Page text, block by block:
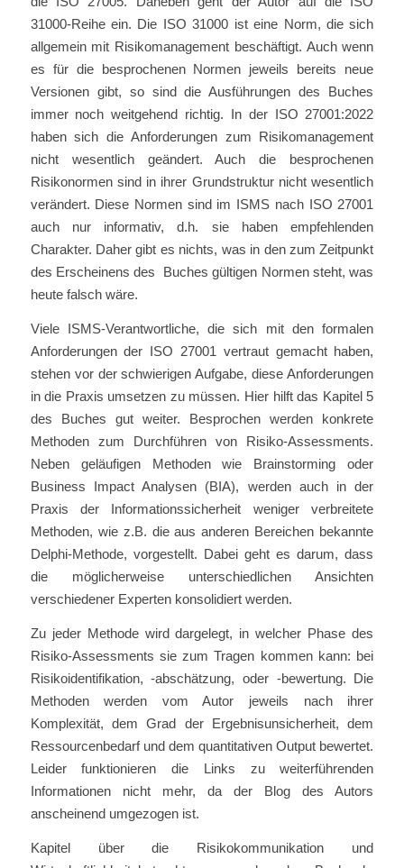
31000-Reihe ein. Die ISO 31000 ist eine Norm, die sich
allgemein mit Risikomanagement beschäftigt. Auch wenn
es für die besprochenen Normen jeweils bereits neue
Versionen gibt, so sind die Ausführungen des Buches
immer noch weitgehend richtig. In der ISO 27001:2022
haben sich die Anforderungen zum Risikomanagement
nicht wesentlich geändert. Auch die besprochenen
Risikonormen sind in ihrer Grundstruktur nicht wesentlich
verändert. Diese Normen sind im ISMS nach ISO 27001
auch nur informativ, d.h. sie haben empfehlenden
Charakter. Daher gibt es nichts, was in den zum Zeitpunkt
des Erscheinens des Buches gültigen Normen steht, was
heute falsch wäre.
Viele ISMS-Verantwortliche, die sich mit den formalen
Anforderungen der ISO 27001 vertraut gemacht haben,
stehen vor der schwierigen Aufgabe, diese Anforderungen
in die Praxis umsetzen zu müssen. Hier hilft das Kapitel 5
des Buches gut weiter. Besprochen werden konkrete
Methoden zum Durchführen von Risiko-Assessments.
Neben geläufigen Methoden wie Brainstorming oder
Business Impact Analysen (BIA), werden auch in der
Praxis der Informationssicherheit weniger verbreitete
Methoden, wie z.B. die aus anderen Bereichen bekannte
Delphi-Methode, vorgestellt. Dabei geht es darum, dass
die möglicherweise unterschiedlichen Ansichten
verschiedener Experten konsolidiert werden.
Zu jeder Methode wird dargelegt, in welcher Phase des
Risiko-Assessments sie zum Tragen kommen kann: bei
Risikoidentifikation, -abschätzung, oder -bewertung. Die
Methoden werden vom Autor jeweils nach ihrer
Komplexität, dem Grad der Ergebnisunsicherheit, dem
Ressourcenbedarf und dem quantitativen Output bewertet.
Leider funktionieren die Links zu weiterführenden
Informationen nicht mehr, da der Blog des Autors
anscheinend umgezogen ist.
Kapitel über die Risikokommunikation und